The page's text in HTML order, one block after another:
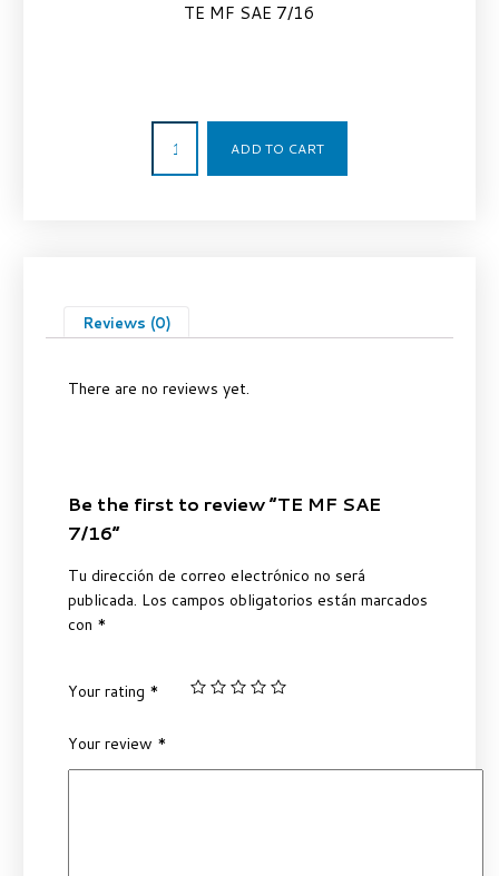
TE MF SAE 7/16
ADD TO CART
Reviews (0)
There are no reviews yet.
Be the first to review “TE MF SAE
7/16”
Tu dirección de correo electrónico no será
publicada. Los campos obligatorios están marcados
con *
Your rating *
Your review *